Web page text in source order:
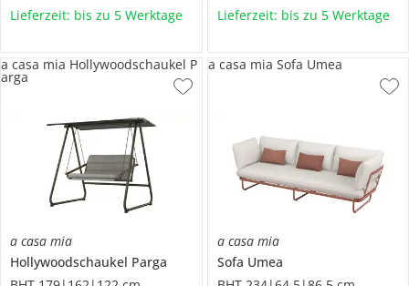
Lieferzeit: bis zu 5 Werktage Lieferzeit: bis zu 5 Werktage
a casa mia
Hollywoodschaukel Parga
a casa mia Hollywoodschaukel P
arga
a casa mia
Sofa Umea
a casa mia Sofa Umea